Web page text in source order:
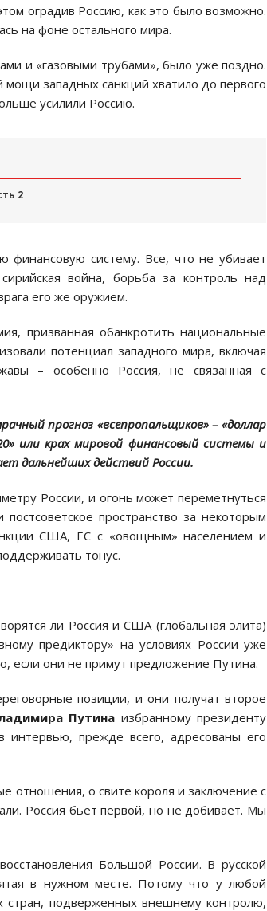
оградив Россию, как это было возможно.
на фоне остального мира.
и «газовыми трубами», было уже поздно.
западных санкций хватило до первого
усилили Россию.
2
финансовую систему. Все, что не убивает
война, борьба за контроль над
его же оружием.
призванная обанкротить национальные
потенциал западного мира, включая
– особенно Россия, не связанная с
прогноз «всепропальщиков» – «доллар
или крах мировой финансовый системы и
дальнейших действий России.
России, и огонь может переметнуться
пространство за некоторым
США, ЕС с «овощным» населением и
тонус.
ли Россия и США (глобальная элита)
предиктору» на условиях России уже
если они не примут предложение Путина.
позиции, и они получат второе
Путина избранному президенту
прежде всего, адресованы его
отношения, о свите короля и заключение с
Россия бьет первой, но не добивает. Мы
Большой России. В русской
в нужном месте. Потому что у любой
подверженных внешнему контролю,